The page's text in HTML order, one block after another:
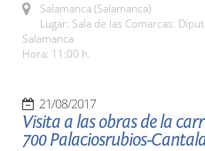
Salamanca (Salamanca)
Lugar: Sala de las Comarcas.
Salamanca
Hora: 11:00 h.
21/08/2017
Visita a las obras de la
700 Palaciosrubios-